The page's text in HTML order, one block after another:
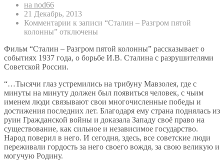
на nod66
21 Декабрь, 2013
Комментарии к записи “Сталин – Разгром пятой
колонны” отключены
Фильм “Сталин – Разгром пятой колонны” рассказывает о
событиях 1937 года, о борьбе И.В. Сталина с разрушителями
Советской России.
“…Тысячи глаз устремились на трибуну Мавзолея, где с
минуты на минуту должен был появиться человек, с чьим
именем люди связывают свои многочисленные победы и
достижения последних лет. Благодаря ему страна поднялась из
руин Гражданской войны и доказала Западу своё право на
существование, как сильное и независимое государство.
Народ поверил в него. И сегодня, здесь, все советские люди
переживали гордость за него своего вождя, за свою великую и
могучую Родину.